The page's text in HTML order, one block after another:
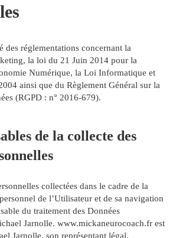
des réglementations concernant la
la loi du 21 Juin 2014 pour la
Numérique, la Loi Informatique et
ainsi que du Règlement Général sur la
(RGPD : n° 2016-679).
de la collecte des
collectées dans le cadre de la
de l’Utilisateur et de sa navigation
du traitement des Données
Jarnolle. www.mickaneurocoach.fr est
Jarnolle, son représentant légal.